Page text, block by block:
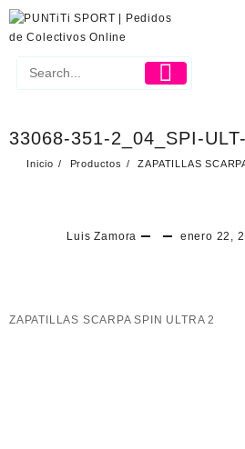
33068-351-2_04_SPI-
Inicio Productos ZAPATILLAS
Luis Zamora enero 22,
ZAPATILLAS SCARPA SPIN ULTRA 2